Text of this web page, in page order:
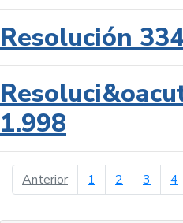
Resolución
1.998
Anteriorpágina anterior
1 2 3 4